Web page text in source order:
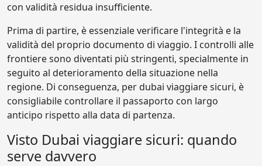
con validità residua insufficiente.
Prima di partire, è essenziale verificare l'integrità e la
validità del proprio documento di viaggio. I controlli alle
frontiere sono diventati più stringenti, specialmente in
seguito al deterioramento della situazione nella
regione. Di conseguenza, per dubai viaggiare sicuri, è
consigliabile controllare il passaporto con largo
anticipo rispetto alla data di partenza.
Visto Dubai viaggiare sicuri: quando
serve davvero